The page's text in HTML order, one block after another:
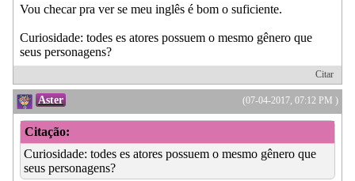
Vou checar pra ver se meu inglês é bom o suficiente.
Curiosidade: todes es atores possuem o mesmo gênero que
seus personagens?
Citar
(07-04-2017, 07:12 PM )
Aster
Citação:
Curiosidade: todes es atores possuem o mesmo gênero que
seus personagens?